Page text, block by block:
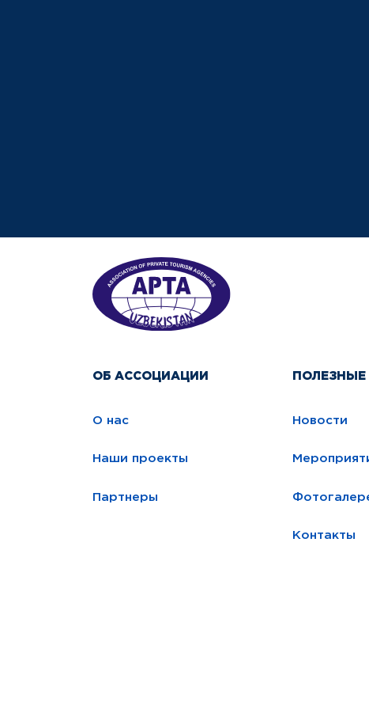
ОБ АССОЦИАЦИИ
О нас
Наши проекты
Партнеры
ПОЛЕЗНЫЕ
Новости
Контакты